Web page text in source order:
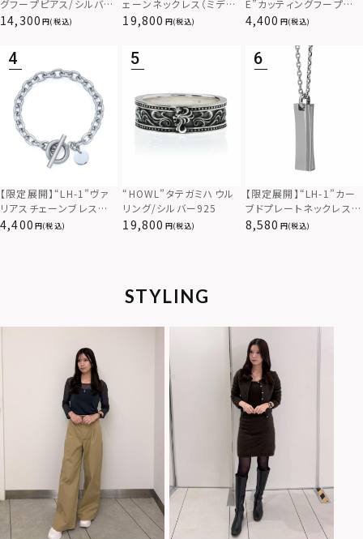
グフープピアス/シルバー
925
14,300 (税込)
ェーンネックレス（ミディ
アム）/シルバー925
19,800 (税込)
E”カッティングフープピ
アス/サージカルステンレ
4,400 (税込)
【限定展開】“LH-1”ヴァ
リアスチェーンブレスレッ
ト/アズキ/サージカルス
4,400 (税込)
“HOWL”タテガミハウル
リング/シルバー925
19,800 (税込)
【限定展開】“LH-1”カー
ブドプレートネックレス/
サージカルステンレス（金
8,580 (税込)
STYLING